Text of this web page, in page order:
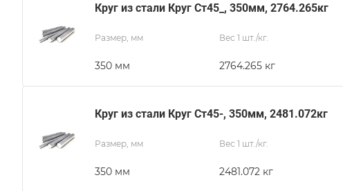
Круг из стали Круг Ст45_, 350мм, 2764.265кг
Размер, мм
350 мм
Вес 1 шт./кг.
2764.265 кг
Круг из стали Круг Ст45-, 350мм, 2481.072кг
Размер, мм
350 мм
Вес 1 шт./кг.
2481.072 кг